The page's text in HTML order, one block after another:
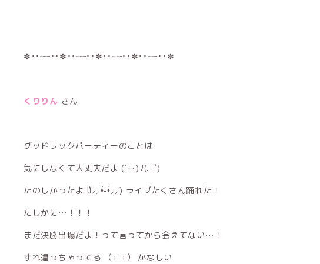
✼••┈┈••✼••┈┈••✼••┈┈••✼••┈┈••✼
くりりん さん
グッドラックパーティーのことは
気にしなくて大丈夫だよ (´･･)ﾉ(._.`)
たのしかったよ ჱ̒⸝⸝•̀֊•́⸝⸝)‪ ライブたくさん踊れた！
たしかに…！！！
まだ決勝出場だよ！って言ってから会えてない…！
すれ違っちゃってる （т-т） かなしい